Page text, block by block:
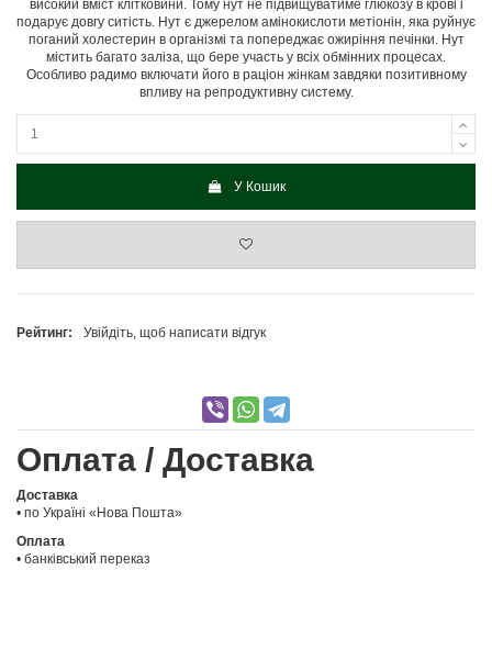
високий вміст клітковини. Тому нут не підвищуватиме глюкозу в крові і
подарує довгу ситість. Нут є джерелом амінокислоти метіонін, яка руйнує
поганий холестерин в організмі та попереджає ожиріння печінки. Нут
містить багато заліза, що бере участь у всіх обмінних процесах.
Особливо радимо включати його в раціон жінкам завдяки позитивному
впливу на репродуктивну систему.
У Кошик
Рейтинг: Увійдіть, щоб написати відгук
Оплата / Доставка
Доставка
• по Україні «Нова Пошта»
Оплата
• банківський переказ